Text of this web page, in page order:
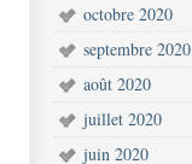
octobre 2020
septembre 2020
août 2020
juillet 2020
juin 2020